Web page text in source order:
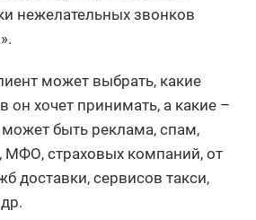
нежелательных звонков
может выбрать, какие
он хочет принимать, а какие –
быть реклама, спам,
МФО, страховых компаний, от
доставки, сервисов такси,